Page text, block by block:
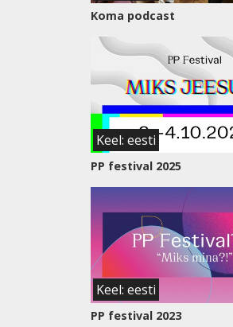
Koma podcast
Keel: eesti
PP festival 2025
Keel: eesti
PP festival 2023